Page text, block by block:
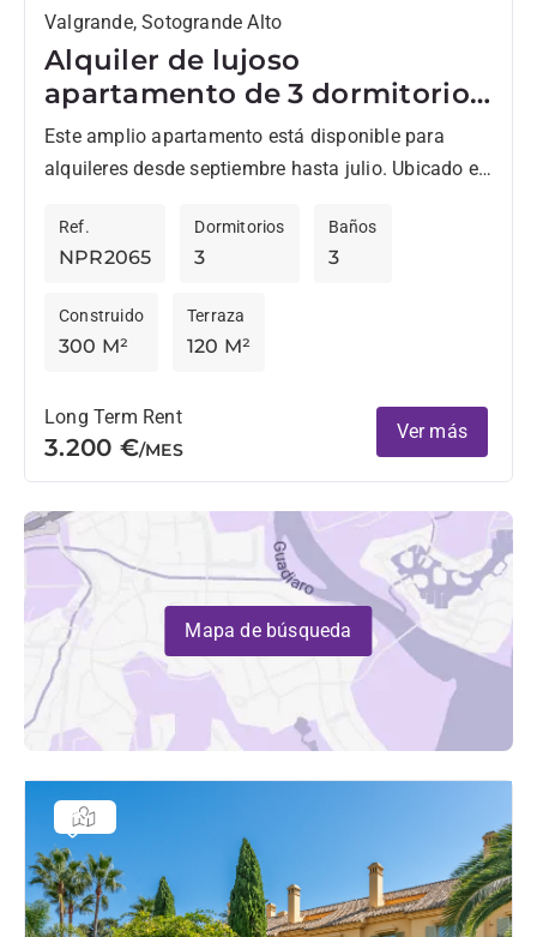
Valgrande, Sotogrande Alto
Alquiler de lujoso
apartamento de 3 dormitorios
en Valgrande, Sotogrande
Este amplio apartamento está disponible para
alquileres desde septiembre hasta julio. Ubicado en
encuentra directamente frente al prestigioso Club...
NPR2065
Ref.
3
Dormitorios
3
Baños
300 M²
Construido
120 M²
Terraza
Long Term Rent
3.200 €/MES
Ver más
Mapa de búsqueda